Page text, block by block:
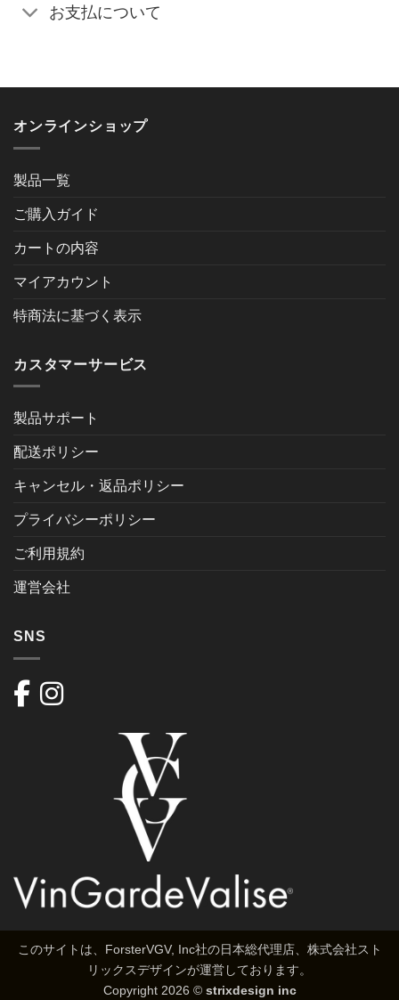
お支払について
オンラインショップ
製品一覧
ご購入ガイド
カートの内容
マイアカウント
特商法に基づく表示
カスタマーサービス
製品サポート
配送ポリシー
キャンセル・返品ポリシー
プライバシーポリシー
ご利用規約
運営会社
SNS
このサイトは、ForsterVGV, Inc社の日本総代理店、株式会社スト
リックスデザインが運営しております。
Copyright 2026 © strixdesign inc